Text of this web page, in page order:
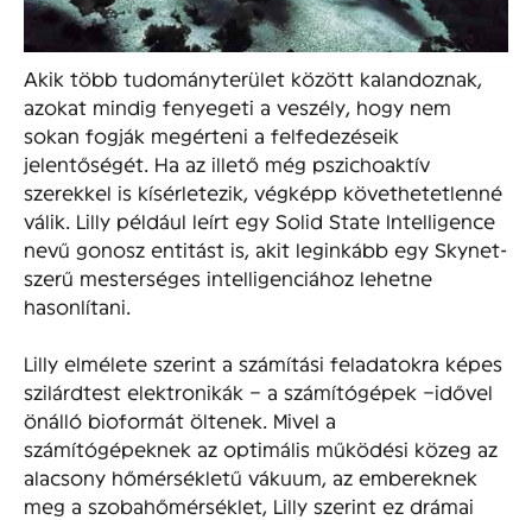
Akik több tudományterület között kalandoznak,
azokat mindig fenyegeti a veszély, hogy nem
sokan fogják megérteni a felfedezéseik
jelentőségét. Ha az illető még pszichoaktív
szerekkel is kísérletezik, végképp követhetetlenné
válik. Lilly például leírt egy Solid State Intelligence
nevű gonosz entitást is, akit leginkább egy Skynet-
szerű mesterséges intelligenciához lehetne
hasonlítani.
Lilly elmélete szerint a számítási feladatokra képes
szilárdtest elektronikák – a számítógépek –idővel
önálló bioformát öltenek. Mivel a
számítógépeknek az optimális működési közeg az
alacsony hőmérsékletű vákuum, az embereknek
meg a szobahőmérséklet, Lilly szerint ez drámai